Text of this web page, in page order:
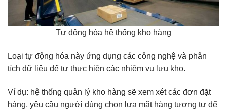
Tự động hóa hệ thống kho hàng
Loại tự động hóa này ứng dụng các công nghệ và phân
tích dữ liệu để tự thực hiện các nhiệm vụ lưu kho.
Ví dụ: hệ thống quản lý kho hàng sẽ xem xét các đơn đặt
hàng, yêu cầu người dùng chọn lựa mặt hàng tương tự để